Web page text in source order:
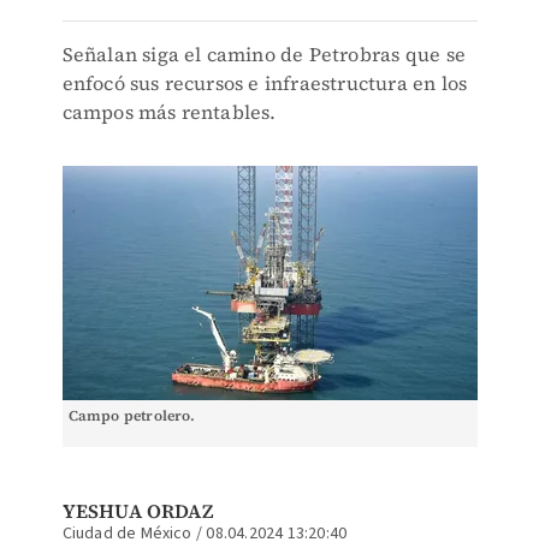
Señalan siga el camino de Petrobras que se
enfocó sus recursos e infraestructura en los
campos más rentables.
Campo petrolero.
YESHUA ORDAZ
Ciudad de México /08.04.2024 13:20:40